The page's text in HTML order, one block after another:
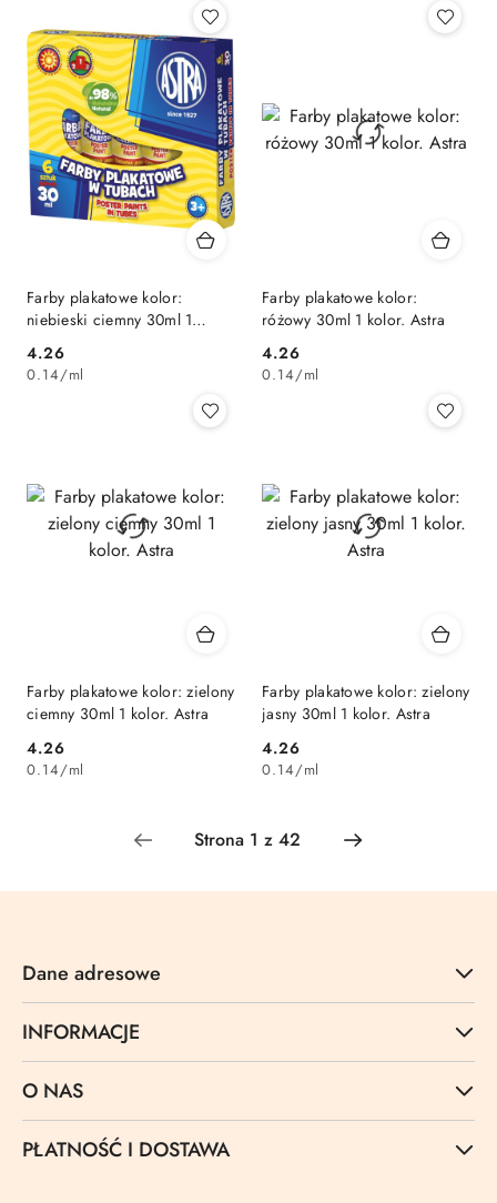
Farby plakatowe kolor:
niebieski ciemny 30ml 1
Cena:
4.26
0.14/ml
Farby plakatowe kolor:
różowy 30ml 1 kolor. Astra
Cena:
4.26
0.14/ml
Farby plakatowe kolor: zielony
ciemny 30ml 1 kolor. Astra
Cena:
4.26
0.14/ml
Farby plakatowe kolor: zielony
jasny 30ml 1 kolor. Astra
Cena:
4.26
0.14/ml
Dane adresowe
INFORMACJE
O NAS
PŁATNOŚĆ I DOSTAWA